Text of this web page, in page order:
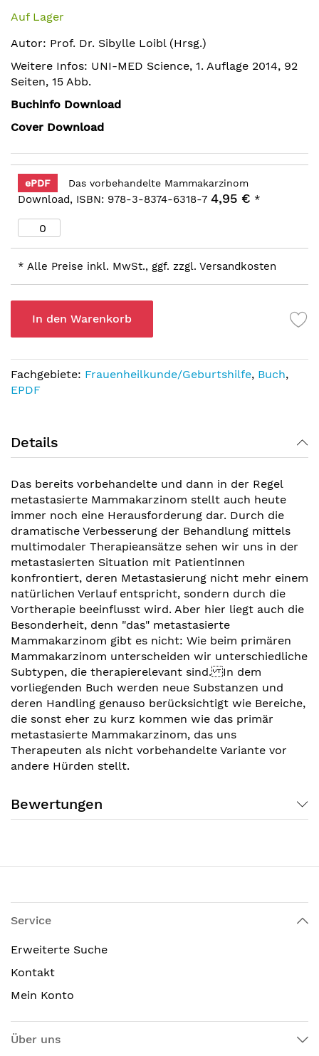
Anfang
Bildergalerie
springen
Auf Lager
Autor: Prof. Dr. Sibylle Loibl (Hrsg.)
Weitere Infos: UNI-MED Science, 1. Auflage 2014, 92
Seiten, 15 Abb.
Buchinfo Download
Cover Download
ePDF Das vorbehandelte Mammakarzinom
Download, ISBN: 978-3-8374-6318-7 4,95 € *
* Alle Preise inkl. MwSt., ggf. zzgl. Versandkosten
In den Warenkorb
Fachgebiete: Frauenheilkunde/Geburtshilfe, Buch,
EPDF
Details
Das bereits vorbehandelte und dann in der Regel
metastasierte Mammakarzinom stellt auch heute
immer noch eine Herausforderung dar. Durch die
dramatische Verbesserung der Behandlung mittels
multimodaler Therapieansätze sehen wir uns in der
metastasierten Situation mit Patientinnen
konfrontiert, deren Metastasierung nicht mehr einem
natürlichen Verlauf entspricht, sondern durch die
Vortherapie beeinflusst wird. Aber hier liegt auch die
Besonderheit, denn "das" metastasierte
Mammakarzinom gibt es nicht: Wie beim primären
Mammakarzinom unterscheiden wir unterschiedliche
Subtypen, die therapierelevant sind. In dem
vorliegenden Buch werden neue Substanzen und
deren Handling genauso berücksichtigt wie Bereiche,
die sonst eher zu kurz kommen wie das primär
metastasierte Mammakarzinom, das uns
Therapeuten als nicht vorbehandelte Variante vor
andere Hürden stellt.
Bewertungen
Service
Erweiterte Suche
Kontakt
Mein Konto
Über uns